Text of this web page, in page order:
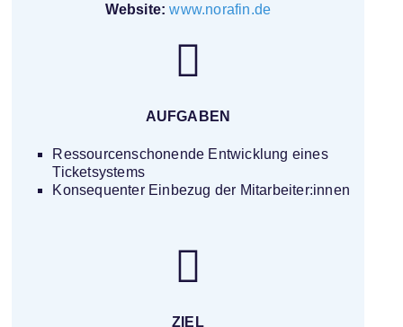
Website:www.norafin.de
AUFGABEN
Ressourcenschonende Entwicklung eines
Ticketsystems
Konsequenter Einbezug der Mitarbeiter:innen
ZIEL